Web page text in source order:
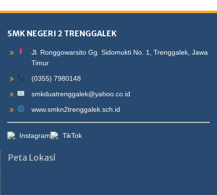
SMK NEGERI 2 TRENGGALEK
Jl. Ronggowarsito Gg. Sidomukti No. 1, Trenggalek, Jawa
Timur
(0355) 7980148
smkduatrenggalek@yahoo.co.id
www.smkn2trenggalek.sch.id
Instagram TikTok
Peta Lokasi